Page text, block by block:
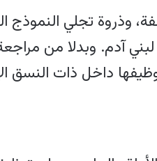
تجلي النموذج
لبني آدم. وبدلا من
داخل ذات النسق